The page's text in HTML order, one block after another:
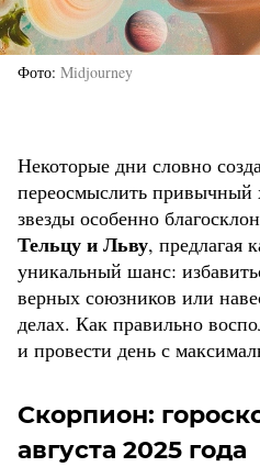
Фото Midjourney
Некоторые дни словно
переосмыслить привычный
звезды особенно
Тельцу и Льву, предлагая
уникальный шанс:
верных союзников или
делах. Как правильно
и провести день с
Скорпион:
августа 2025 года